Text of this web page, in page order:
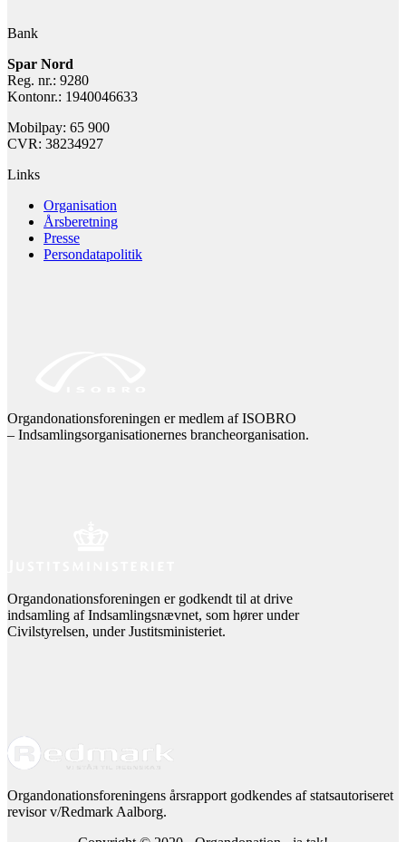
Bank
Spar Nord
Reg. nr.: 9280
Kontonr.: 1940046633
Mobilpay: 65 900
CVR: 38234927
Links
Organisation
Årsberetning
Presse
Persondatapolitik
Organdonationsforeningen er medlem af ISOBRO
– Indsamlingsorganisationernes brancheorganisation.
Organdonationsforeningen er godkendt til at drive
indsamling af Indsamlingsnævnet, som hører under
Civilstyrelsen, under Justitsministeriet.
Organdonationsforeningens årsrapport godkendes af statsautoriseret
revisor v/Redmark Aalborg.